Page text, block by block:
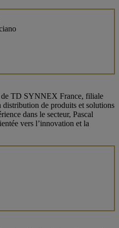
de TD SYNNEX France, filiale
distribution de produits et solutions
dans le secteur, Pascal
vers l’innovation et la